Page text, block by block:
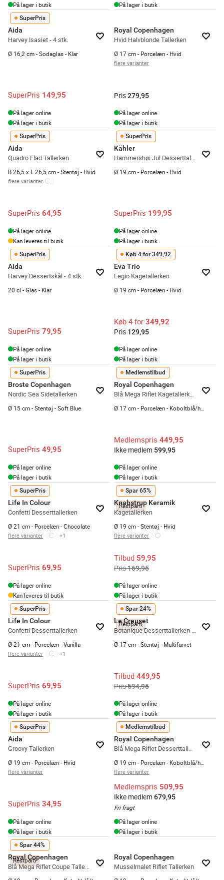
På lager i butik
På lager i butik
SuperPris
Aida
Harvey Isasiet - 4 stk.
Ø 16,2 cm - Sodaglas - Klar
SuperPris 149,95
På lager online
På lager i butik
Royal Copenhagen
Hvid Halvblonde Tallerken
Ø 17 cm - Porcelæn - Hvid
flere varianter
Pris279,95
På lager online
På lager i butik
SuperPris
Aida
Quadro Flad Tallerken
B 26,5 x L 26,5 cm - Stentøj - Hvid
flere varianter
SuperPris 64,95
På lager online
Kan leveres til butik
SuperPris
Kähler
Hammershøi Jul Desserttallerken
Ø 19 cm - Porcelæn - Hvid
SuperPris 199,95
På lager online
På lager i butik
SuperPris
Aida
Harvey Dessertskål - 4 stk.
20 cl - Glas - Klar
SuperPris 79,95
På lager online
På lager i butik
Køb 4 for 349,92
Eva Trio
Legio Kagetallerken
Ø 19 cm - Porcelæn - Hvid
Køb 4 for 349,92
Pris 129,95
På lager online
På lager i butik
SuperPris
Broste Copenhagen
Nordic Sea Sidetallerken
Ø 15 cm - Stentøj - Soft Blue
SuperPris 49,95
På lager online
På lager i butik
Medlemstilbud
Royal Copenhagen
Blå Mega Riflet Kagetallerken #6
Medlemspris 449,95
Ikke medlem 599,95
På lager online
På lager i butik
SuperPris
Life In Colour
Confetti Desserttallerken
Ø 21 cm - Porcelæn - Chocolate
flere varianter +1
SuperPris 69,95
På lager online
Kan leveres til butik
Restparti
Spar 65%
Knabstrup Keramik
Kagetallerken
Ø 19 cm - Stentøj - Hvid
flere varianter
Tilbud 59,95
Pris169,95
På lager online
På lager i butik
SuperPris
Life In Colour
Confetti Desserttallerken
Ø 21 cm - Porcelæn - Vanilla
flere varianter +1
SuperPris 69,95
På lager online
På lager i butik
Restparti
Spar 24%
Le Creuset
Botanique Desserttallerken - 4 stk.
Ø 17 cm - Stentøj - Multifarvet
Tilbud 449,95
Pris594,95
På lager online
På lager i butik
SuperPris
Aida
Groovy Tallerken
Ø 19 cm - Porcelæn - Hvid
flere varianter
SuperPris 34,95
På lager online
På lager i butik
Medlemstilbud
Royal Copenhagen
Blå Mega Riflet Desserttallerken #2
flere varianter
Medlemspris 509,95
Ikke medlem 679,95
Fri fragt
På lager online
På lager i butik
Restparti
Spar 44%
Royal Copenhagen
Blå Mega Riflet Coupe Tallerken
Royal Copenhagen
Musselmalet Riflet Tallerken